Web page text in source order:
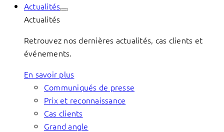
Actualités
Actualités
Retrouvez nos dernières actualités, cas clients et
événements.
En savoir plus
Communiqués de presse
Prix et reconnaissance
Cas clients
Grand angle